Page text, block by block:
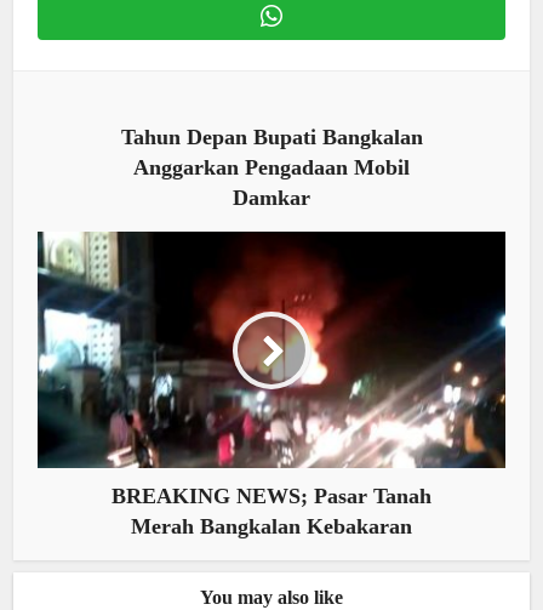
Tahun Depan Bupati Bangkalan
Anggarkan Pengadaan Mobil
Damkar
BREAKING NEWS; Pasar Tanah
Merah Bangkalan Kebakaran
You may also like